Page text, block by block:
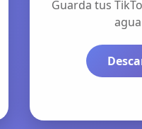
Guarda tus